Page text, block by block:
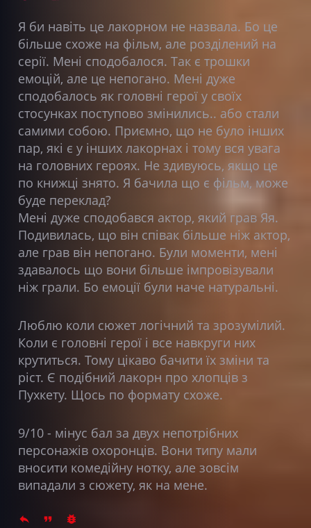
Я би навіть це лакорном не назвала. Бо це
більше схоже на фільм, але розділений на
серії. Мені сподобалося. Так є трошки
емоцій, але це непогано. Мені дуже
сподобалось як головні герої у своїх
стосунках поступово змінились.. або стали
самими собою. Приємно, що не було інших
пар, які є у інших лакорнах і тому вся увага
на головних героях. Не здивуюсь, якщо це
по книжці знято. Я бачила що є фільм, може
буде переклад?
Мені дуже сподобався актор, який грав Яя.
Подивилась, що він співак більше ніж актор,
але грав він непогано. Були моменти, мені
здавалось що вони більше імпровізували
ніж грали. Бо емоції були наче натуральні.
Люблю коли сюжет логічний та зрозумілий.
Коли є головні герої і все навкруги них
крутиться. Тому цікаво бачити їх зміни та
ріст. Є подібний лакорн про хлопців з
Пухкету. Щось по формату схоже.
9/10 - мінус бал за двух непотрібних
персонажів охоронців. Вони типу мали
вносити комедійну нотку, але зовсім
випадали з сюжету, як на мене.